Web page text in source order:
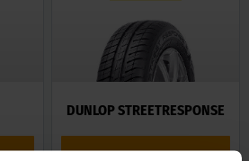
DUNLOP STREETRESPONSE
VER